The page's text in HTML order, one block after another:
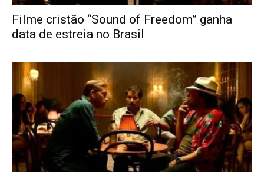
Filme cristão “Sound of Freedom” ganha
data de estreia no Brasil